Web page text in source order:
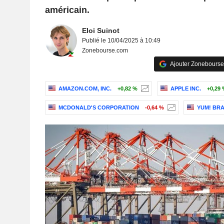
américain.
Eloi Suinot
Publié le 10/04/2025 à 10:49
Zonebourse.com
Ajouter
AMAZON.COM, INC. +0,82 % APPLE INC. +0,29
MCDONALD'S CORPORATION -0,64 % YUM!